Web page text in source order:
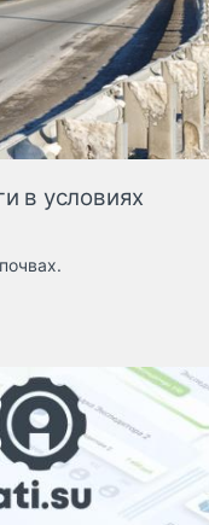
в условиях